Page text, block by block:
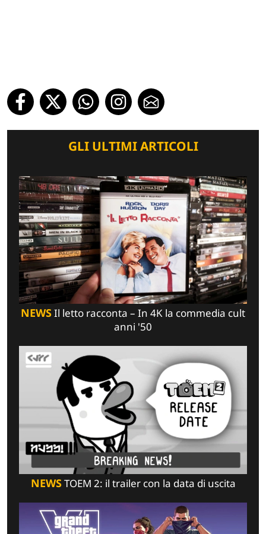
GLI ULTIMI ARTICOLI
NEWSIl letto racconta – In 4K la commedia cult
anni '50
NEWSTOEM 2: il trailer con la data di uscita